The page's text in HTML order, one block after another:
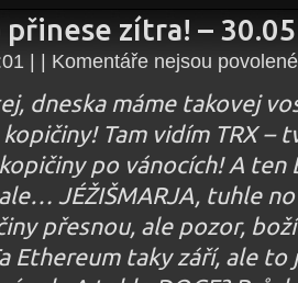
přinese zítra! –
| | Komentáře nejsou povolené
dneska máme takovej
Tam vidím TRX –
po vánocích! A
JÉŽIŠMARJA, tuhle
přesnou, ale pozor,
Ethereum taky září, ale